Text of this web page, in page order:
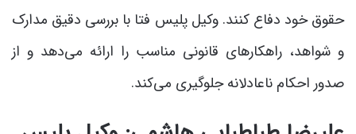
حقوق خود دفاع کنند. وکیل پلیس فتا با بررسی دقیق مدارک
و شواهد، راهکارهای قانونی مناسب را ارائه می‌دهد و از
صدور احکام ناعادلانه جلوگیری می‌کند.